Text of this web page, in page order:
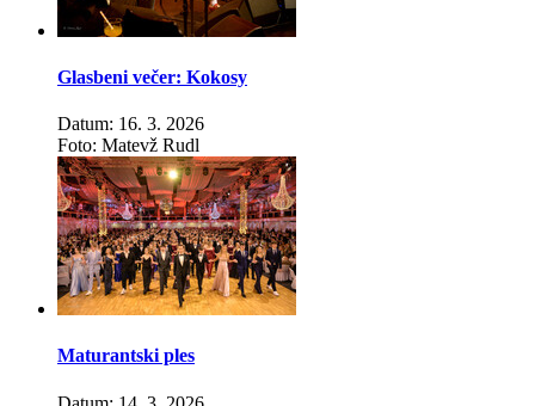
Glasbeni večer: Kokosy
Datum: 16. 3. 2026
Foto: Matevž Rudl
Maturantski ples